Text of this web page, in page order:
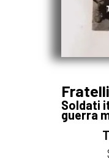
Soldati
guerra